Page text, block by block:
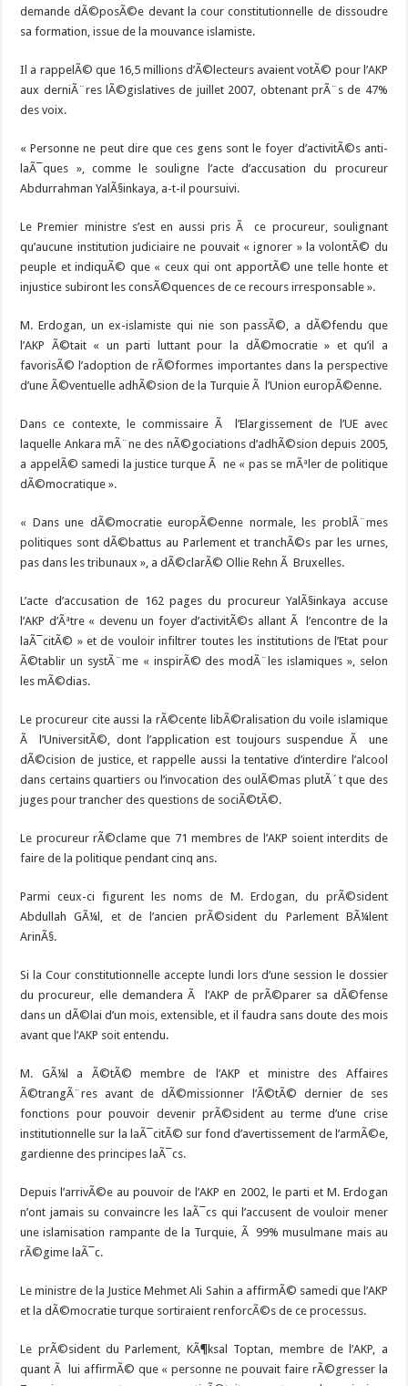
demande dÃ©posÃ©e devant la cour constitutionnelle de dissoudre
sa formation, issue de la mouvance islamiste.
Il a rappelÃ© que 16,5 millions d’Ã©lecteurs avaient votÃ© pour l’AKP
aux derniÃ¨res lÃ©gislatives de juillet 2007, obtenant prÃ¨s de 47%
des voix.
« Personne ne peut dire que ces gens sont le foyer d’activitÃ©s anti-
laÃ¯ques », comme le souligne l’acte d’accusation du procureur
Abdurrahman YalÃ§inkaya, a-t-il poursuivi.
Le Premier ministre s’est en aussi pris Ã ce procureur, soulignant
qu’aucune institution judiciaire ne pouvait « ignorer » la volontÃ© du
peuple et indiquÃ© que « ceux qui ont apportÃ© une telle honte et
injustice subiront les consÃ©quences de ce recours irresponsable ».
M. Erdogan, un ex-islamiste qui nie son passÃ©, a dÃ©fendu que
l’AKP Ã©tait « un parti luttant pour la dÃ©mocratie » et qu’il a
favorisÃ© l’adoption de rÃ©formes importantes dans la perspective
d’une Ã©ventuelle adhÃ©sion de la Turquie Ã l’Union europÃ©enne.
Dans ce contexte, le commissaire Ã l’Elargissement de l’UE avec
laquelle Ankara mÃ¨ne des nÃ©gociations d’adhÃ©sion depuis 2005,
a appelÃ© samedi la justice turque Ã ne « pas se mÃªler de politique
dÃ©mocratique ».
« Dans une dÃ©mocratie europÃ©enne normale, les problÃ¨mes
politiques sont dÃ©battus au Parlement et tranchÃ©s par les urnes,
pas dans les tribunaux », a dÃ©clarÃ© Ollie Rehn Ã Bruxelles.
L’acte d’accusation de 162 pages du procureur YalÃ§inkaya accuse
l’AKP d’Ãªtre « devenu un foyer d’activitÃ©s allant Ã l’encontre de la
laÃ¯citÃ© » et de vouloir infiltrer toutes les institutions de l’Etat pour
Ã©tablir un systÃ¨me « inspirÃ© des modÃ¨les islamiques », selon
les mÃ©dias.
Le procureur cite aussi la rÃ©cente libÃ©ralisation du voile islamique
Ã l’UniversitÃ©, dont l’application est toujours suspendue Ã une
dÃ©cision de justice, et rappelle aussi la tentative d’interdire l’alcool
dans certains quartiers ou l’invocation des oulÃ©mas plutÃ´t que des
juges pour trancher des questions de sociÃ©tÃ©.
Le procureur rÃ©clame que 71 membres de l’AKP soient interdits de
faire de la politique pendant cinq ans.
Parmi ceux-ci figurent les noms de M. Erdogan, du prÃ©sident
Abdullah GÃ¼l, et de l’ancien prÃ©sident du Parlement BÃ¼lent
ArinÃ§.
Si la Cour constitutionnelle accepte lundi lors d’une session le dossier
du procureur, elle demandera Ã l’AKP de prÃ©parer sa dÃ©fense
dans un dÃ©lai d’un mois, extensible, et il faudra sans doute des mois
avant que l’AKP soit entendu.
M. GÃ¼l a Ã©tÃ© membre de l’AKP et ministre des Affaires
Ã©trangÃ¨res avant de dÃ©missionner l’Ã©tÃ© dernier de ses
fonctions pour pouvoir devenir prÃ©sident au terme d’une crise
institutionnelle sur la laÃ¯citÃ© sur fond d’avertissement de l’armÃ©e,
gardienne des principes laÃ¯cs.
Depuis l’arrivÃ©e au pouvoir de l’AKP en 2002, le parti et M. Erdogan
n’ont jamais su convaincre les laÃ¯cs qui l’accusent de vouloir mener
une islamisation rampante de la Turquie, Ã 99% musulmane mais au
rÃ©gime laÃ¯c.
Le ministre de la Justice Mehmet Ali Sahin a affirmÃ© samedi que l’AKP
et la dÃ©mocratie turque sortiraient renforcÃ©s de ce processus.
Le prÃ©sident du Parlement, KÃ¶ksal Toptan, membre de l’AKP, a
quant Ã lui affirmÃ© que « personne ne pouvait faire rÃ©gresser la